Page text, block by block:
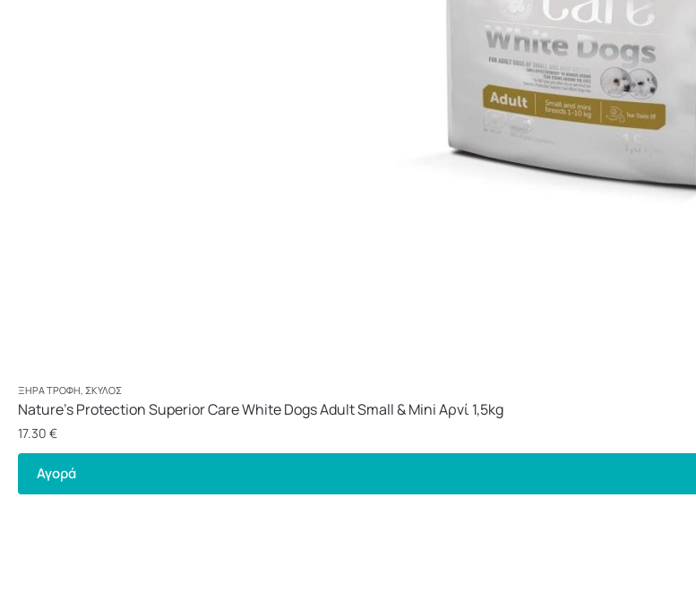
ΞΗΡΆ ΤΡΟΦΉ ΣΚΎΛΟΣ
Nature’s Protection Superior Care White Dogs Adult Small & Mini Αρνί 1,5kg
17.30 €
Αγορά